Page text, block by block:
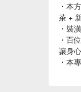
・本
茶 +
・裝
・百
讓身
・本